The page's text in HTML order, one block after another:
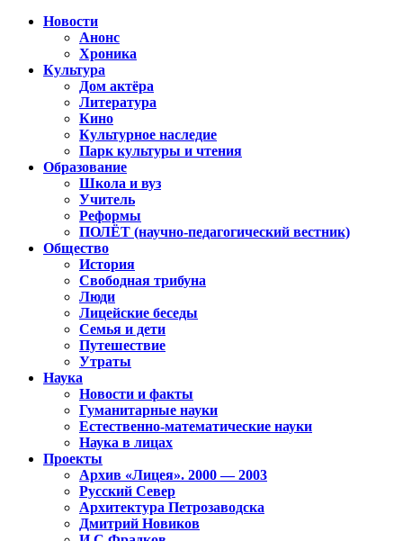
Новости
Анонс
Хроника
Культура
Дом актёра
Литература
Кино
Культурное наследие
Парк культуры и чтения
Образование
Школа и вуз
Учитель
Реформы
ПОЛЁТ (научно-педагогический вестник)
Общество
История
Свободная трибуна
Люди
Лицейские беседы
Семья и дети
Путешествие
Утраты
Наука
Новости и факты
Гуманитарные науки
Естественно-математические науки
Наука в лицах
Проекты
Архив «Лицея». 2000 — 2003
Русский Север
Архитектура Петрозаводска
Дмитрий Новиков